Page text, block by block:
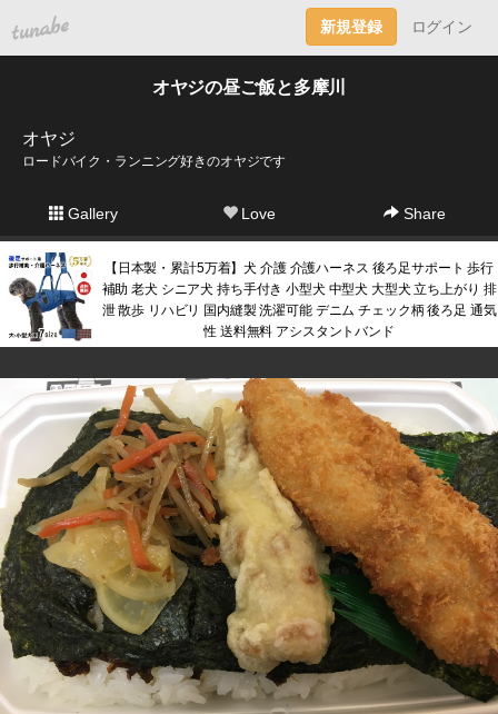
tuna.be 新規登録 ログイン
オヤジの昼ご飯と多摩川
オヤジ
ロードバイク・ランニング好きのオヤジです
Gallery Love Share
【日本製・累計5万着】犬 介護 介護ハーネス 後ろ足サポート 歩行
補助 老犬 シニア犬 持ち手付き 小型犬 中型犬 大型犬 立ち上がり 排
泄 散歩 リハビリ 国内縫製 洗濯可能 デニム チェック柄 後ろ足 通気
性 送料無料 アシスタントバンド